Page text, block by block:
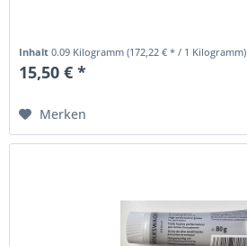
Inhalt0.09 Kilogramm(172,22 € * / 1 Kilogramm)
15,50 € *
Merken